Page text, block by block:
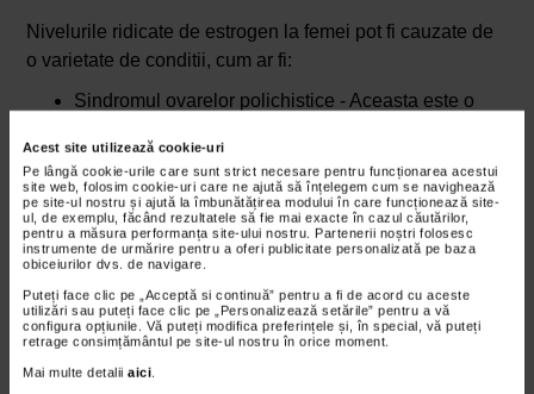
Acest site utilizează cookie-uri
Pe lângă cookie-urile care sunt strict necesare pentru funcționarea acestui
site web, folosim cookie-uri care ne ajută să înțelegem cum se navighează
pe site-ul nostru și ajută la îmbunătățirea modului în care funcționează site-
ul, de exemplu, făcând rezultatele să fie mai exacte în cazul căutărilor,
pentru a măsura performanța site-ului nostru. Partenerii noștri folosesc
instrumente de urmărire pentru a oferi publicitate personalizată pe baza
obiceiurilor dvs. de navigare.
Puteți face clic pe „Acceptă si continuă” pentru a fi de acord cu aceste
utilizări sau puteți face clic pe „Personalizează setările” pentru a vă
configura opțiunile. Vă puteți modifica preferințele și, în special, vă puteți
retrage consimțământul pe site-ul nostru în orice moment.
Mai multe detalii aici.
Nivelurile ridicate de estrogen la femei pot fi cauzate de
o varietate de conditii, cum ar fi:
Sindromul ovarelor polichistice - Aceasta este o
nivelului de estrogen din cauza dezechilibrului
hormonal.
Tumori ovariene - Anumite tipuri de tumori ovariene
pot produce estrogen, ceea ce duce la cresterea
nivelului acestui hormon in corp.
Tratamente hormonale - Administrarea de
medicamente hormonale, cum ar fi terapia de